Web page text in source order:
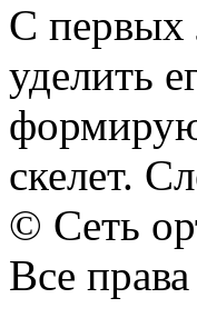
С первых
уделить
скелет.
© Сеть
Все